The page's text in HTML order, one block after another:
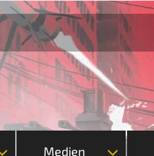
Medien